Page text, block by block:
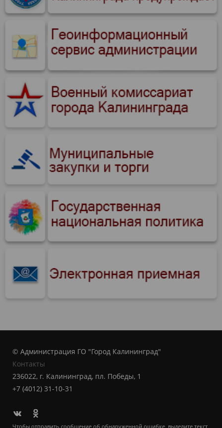
© Администрация ГО "Город Калининград"
Контакты
236022, г. Калининград, пл. Победы, 1
+7 (4012) 31-10-31
Чтобы отправить сообщение об обнаруженной ошибке, выделите текст